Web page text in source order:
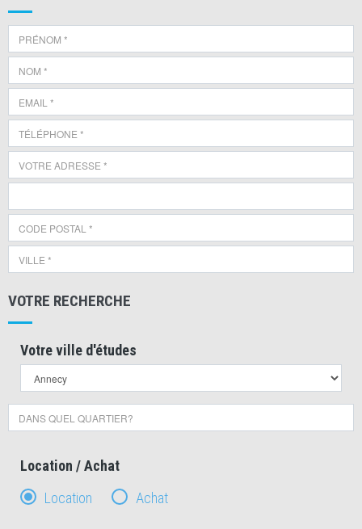
VOTRE RECHERCHE
Votre ville d'études
Location / Achat
Location
Achat